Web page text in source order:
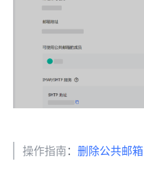
操作指南：删除公共邮箱